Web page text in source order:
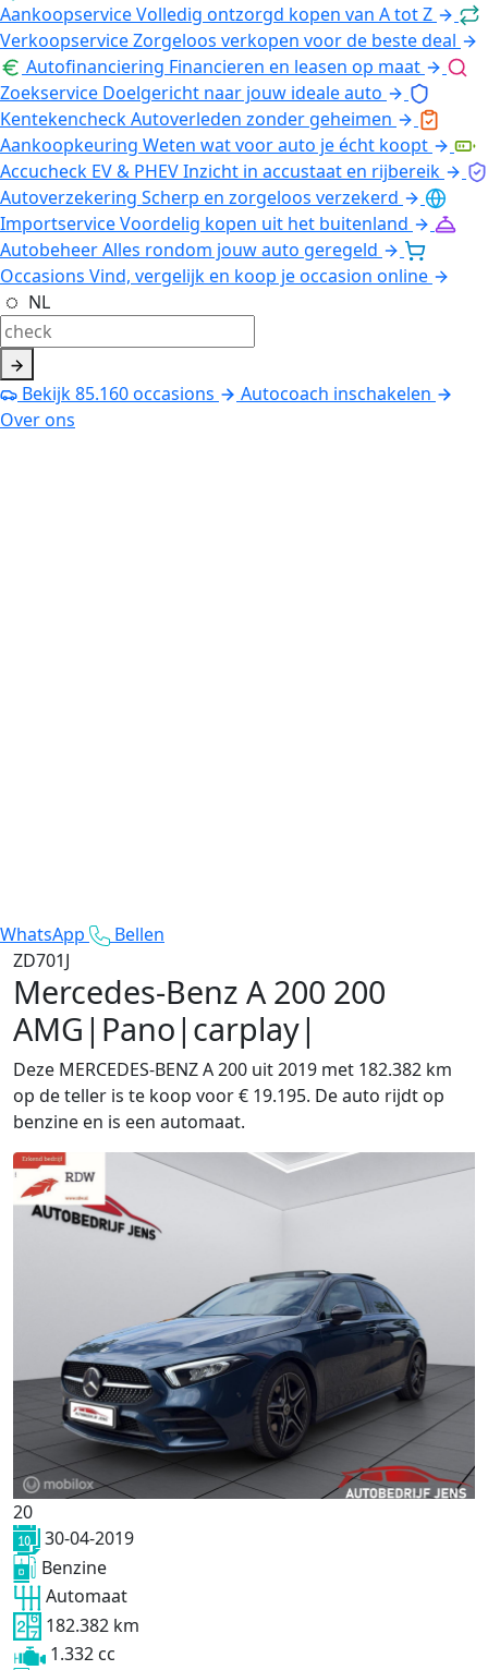
AankoopserviceVolledig ontzorgd kopen van A tot Z
VerkoopserviceZorgeloos verkopen voor de beste deal
Autofinanciering Financieren en leasen op maat
Zoekservice Doelgericht naar jouw ideale auto
KentekencheckAutoverleden zonder geheimen
Aankoopkeuring Weten wat voor auto je écht koopt
Accucheck EV & PHEVInzicht in accustaat en rijbereik
Autoverzekering Scherp en zorgeloos verzekerd
ImportserviceVoordelig kopen uit het buitenland
AutobeheerAlles rondom jouw auto geregeld
Occasions Vind, vergelijk en koop je occasion online
NL
Bekijk85.160occasions
Autocoach inschakelen
Over ons
WhatsApp
Bellen
ZD701J
Mercedes-Benz A 200 200
AMG|Pano|carplay|
Deze MERCEDES-BENZ A 200 uit 2019 met 182.382 km
op de teller is te koop voor € 19.195. De auto rijdt op
benzine en is een automaat.
20
30-04-2019
Benzine
Automaat
182.382 km
1.332 cc